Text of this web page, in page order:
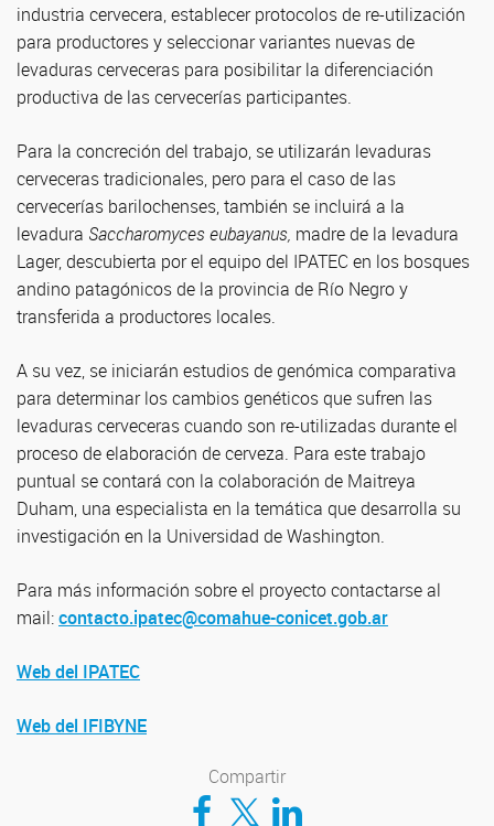
industria cervecera, establecer protocolos de re-utilización
para productores y seleccionar variantes nuevas de
levaduras cerveceras para posibilitar la diferenciación
productiva de las cervecerías participantes.
Para la concreción del trabajo, se utilizarán levaduras
cerveceras tradicionales, pero para el caso de las
cervecerías barilochenses, también se incluirá a la
levadura Saccharomyces eubayanus, madre de la levadura
Lager, descubierta por el equipo del IPATEC en los bosques
andino patagónicos de la provincia de Río Negro y
transferida a productores locales.
A su vez, se iniciarán estudios de genómica comparativa
para determinar los cambios genéticos que sufren las
levaduras cerveceras cuando son re-utilizadas durante el
proceso de elaboración de cerveza. Para este trabajo
puntual se contará con la colaboración de Maitreya
Duham, una especialista en la temática que desarrolla su
investigación en la Universidad de Washington.
Para más información sobre el proyecto contactarse al
mail:contacto.ipatec@comahue-conicet.gob.ar
Web del IPATEC
Web del IFIBYNE
Compartir
Compartir en Facebook
Compartir en TwitterCompartir en LinkedIn